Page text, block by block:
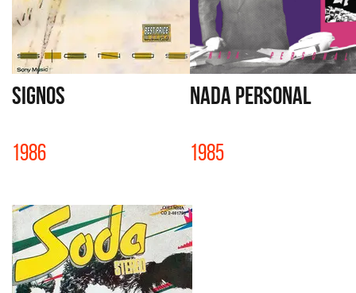
SIGNOS
1986
NADA PERSONAL
1985